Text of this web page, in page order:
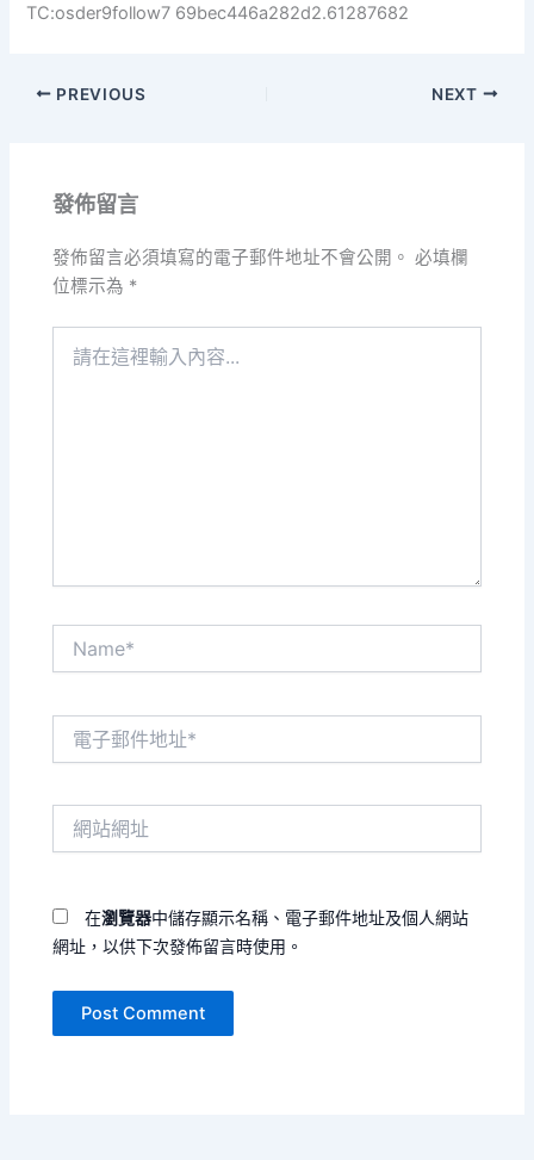
TC:osder9follow7 69bec446a282d2.61287682
PREVIOUS NEXT
發佈留言
發佈留言必須填寫的電子郵件地址不會公開。 必填欄
位標示為 *
在瀏覽器中儲存顯示名稱、電子郵件地址及個人網站
網址，以供下次發佈留言時使用。